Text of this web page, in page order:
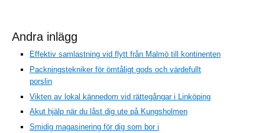
Andra inlägg
Effektiv samlastning vid flytt från Malmö till kontinenten
Packningstekniker för ömtåligt gods och värdefullt
porslin
Vikten av lokal kännedom vid rättegångar i Linköping
Akut hjälp när du låst dig ute på Kungsholmen
Smidig magasinering för dig som bor i